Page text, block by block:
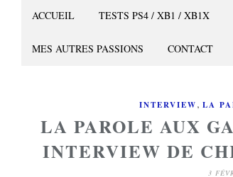
ACCUEIL TESTS PS4 / XB1 / XB1X
MES AUTRES PASSIONS CONTACT
INTERVIEW, LA
LA PAROLE AUX
INTERVIEW DE
3